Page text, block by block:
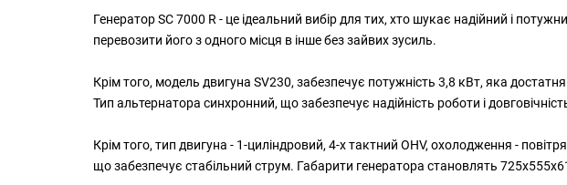
Генератор SC 7000 R - це ідеальний вибір для тих, хто шукає надійний і
перевозити його з одного місця в інше без зайвих зусиль.
Крім того, модель двигуна SV230, забезпечує потужність 3,8 кВт, яка
Тип альтернатора синхронний, що забезпечує надійність роботи і
Крім того, тип двигуна - 1-циліндровий, 4-х тактний OHV, охолодження -
що забезпечує стабільний струм. Габарити генератора становлять